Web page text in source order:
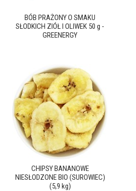
BÓB PRAŻONY O SMAKU
SŁODKICH ZIÓŁ I OLIWEK 50 g -
GREENERGY
CHIPSY BANANOWE
NIESŁODZONE BIO (SUROWIEC)
(5,9 kg)